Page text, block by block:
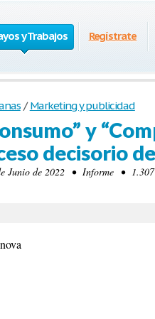
y Trabajos Regístrate
/ Marketing y publicidad
y
decisorio
Junio de 2022 • Informe •